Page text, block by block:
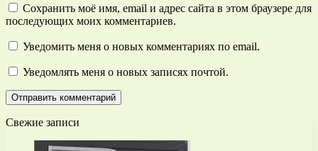
Сохранить моё имя, email и адрес сайта в этом браузере для
последующих моих комментариев.
Уведомить меня о новых комментариях по email.
Уведомлять меня о новых записях почтой.
Свежие записи